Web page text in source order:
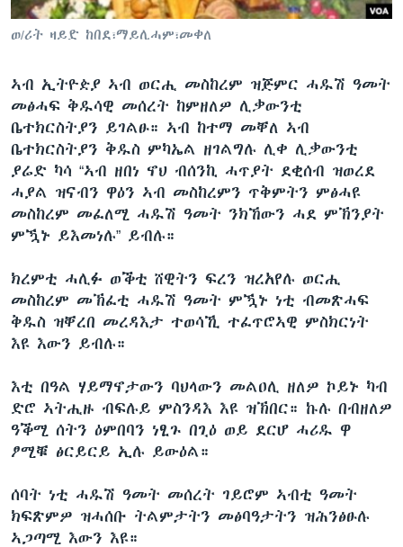
ቂሔ ጽልሚ
ቋንቋታት
ወ/ሪት ዛይድ ከበደ፣ማይሊሓም፣መቀለ
ኣብ ኢትዮዽያ ኣብ ወርሒ መስከረም ዝጅምር ሓዱሽ ዓመት
መፅሓፍ ቅዱሳዊ መሰረት ከምዘለዎ ሊቃውንቲ
ቤተክርስትያን ይገልፁ። ኣብ ከተማ መቐለ ኣብ
ቤተክርስትያን ቅዱስ ምካኤል ዘገልግሉ ሊቀ ሊቃውንቲ
ያሬድ ካሳ “ኣብ ዘበነ ኖህ ብሰንኪ ሓጥያት ደቂሰብ ዝወረደ
ሓያል ዝናብን ዋዕን ኣብ መስከረምን ጥቅምትን ምፅሓዩ
መስከረም መፈለሚ ሓዱሽ ዓመት ንክኸውን ሓደ ምኽንያት
ምዃኑ ይእመነሉ” ይብሉ።
ክረምቲ ሓሊፉ ወቕቲ ሸዊትን ፍረን ዝረአየሉ ወርሒ
መስከረም መኽፈቲ ሓዱሽ ዓመት ምዃኑ ነቲ ብመጽሓፍ
ቅዱስ ዝቐረበ መረዳእታ ተወሳኺ ተፈጥሮኣዊ ምስክርነት
እዩ እውን ይብሉ።
እቲ በዓል ሃይማኖታውን ባህላውን መልዐሊ ዘለዎ ኮይኑ ካብ
ድሮ ኣትሒዙ ብፍሉይ ምስንዳእ እዩ ዝኽበር። ኩሉ በብዘለዎ
ዓቕሚ ሰትን ዕምበባን ነፂጉ በጊዕ ወይ ደርሆ ሓሪዱ ዋ
ፆሚቑ ፅርይርይ ኢሉ ይውዕል።
ሰባት ነቲ ሓዱሽ ዓመት መሰረት ገይሮም ኣብቲ ዓመት
ክፍጽምዎ ዝሓሰቡ ትልምታትን መፅባዓታትን ዝሕንፅፁሉ
ኣጋጣሚ እውን እዩ።